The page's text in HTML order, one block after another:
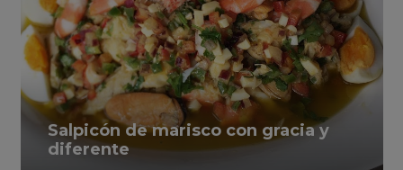
Salpicón de marisco con gracia y
diferente